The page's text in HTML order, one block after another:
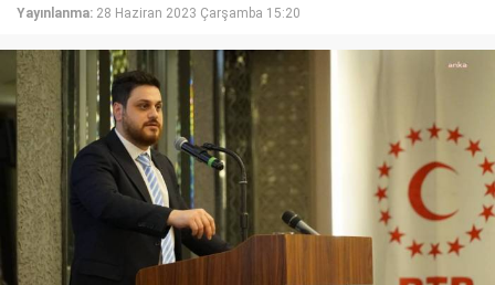
Yayınlanma: 28 Haziran 2023 Çarşamba 15:20